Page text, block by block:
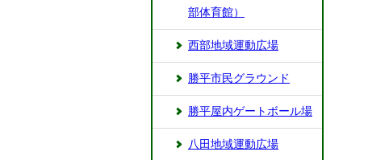
部体育館）
西部地域運動広場
勝平市民グラウンド
勝平屋内ゲートボール場
八田地域運動広場